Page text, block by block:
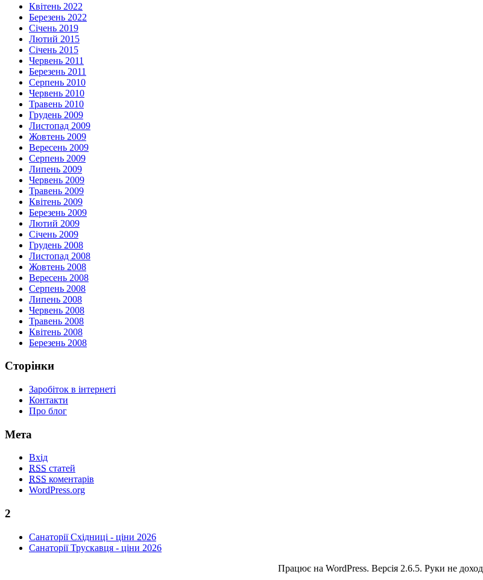
Квітень 2022
Березень 2022
Січень 2019
Лютий 2015
Січень 2015
Червень 2011
Березень 2011
Серпень 2010
Червень 2010
Травень 2010
Грудень 2009
Листопад 2009
Жовтень 2009
Вересень 2009
Серпень 2009
Липень 2009
Червень 2009
Травень 2009
Квітень 2009
Березень 2009
Лютий 2009
Січень 2009
Грудень 2008
Листопад 2008
Жовтень 2008
Вересень 2008
Серпень 2008
Липень 2008
Червень 2008
Травень 2008
Квітень 2008
Березень 2008
Сторінки
Заробіток в інтернеті
Контакти
Про блог
Мета
Вхід
RSS статей
RSS коментарів
WordPress.org
2
Cанаторії Східниці - ціни 2026
Санаторії Трускавця - ціни 2026
Працює на WordPress. Версія 2.6.5. Руки не